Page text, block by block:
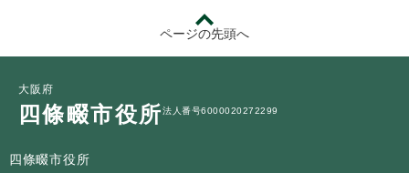
ページの先頭へ
大阪府
四條畷市役所法人番号6000020272299
四條畷市役所